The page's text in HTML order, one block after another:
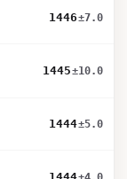
1446±7.0
1445±10.0
1444±5.0